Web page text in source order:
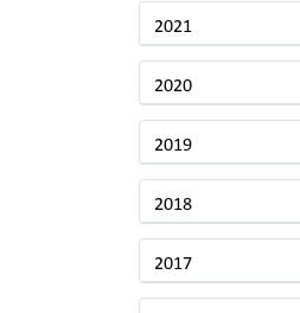
2021
2020
2019
2018
2017